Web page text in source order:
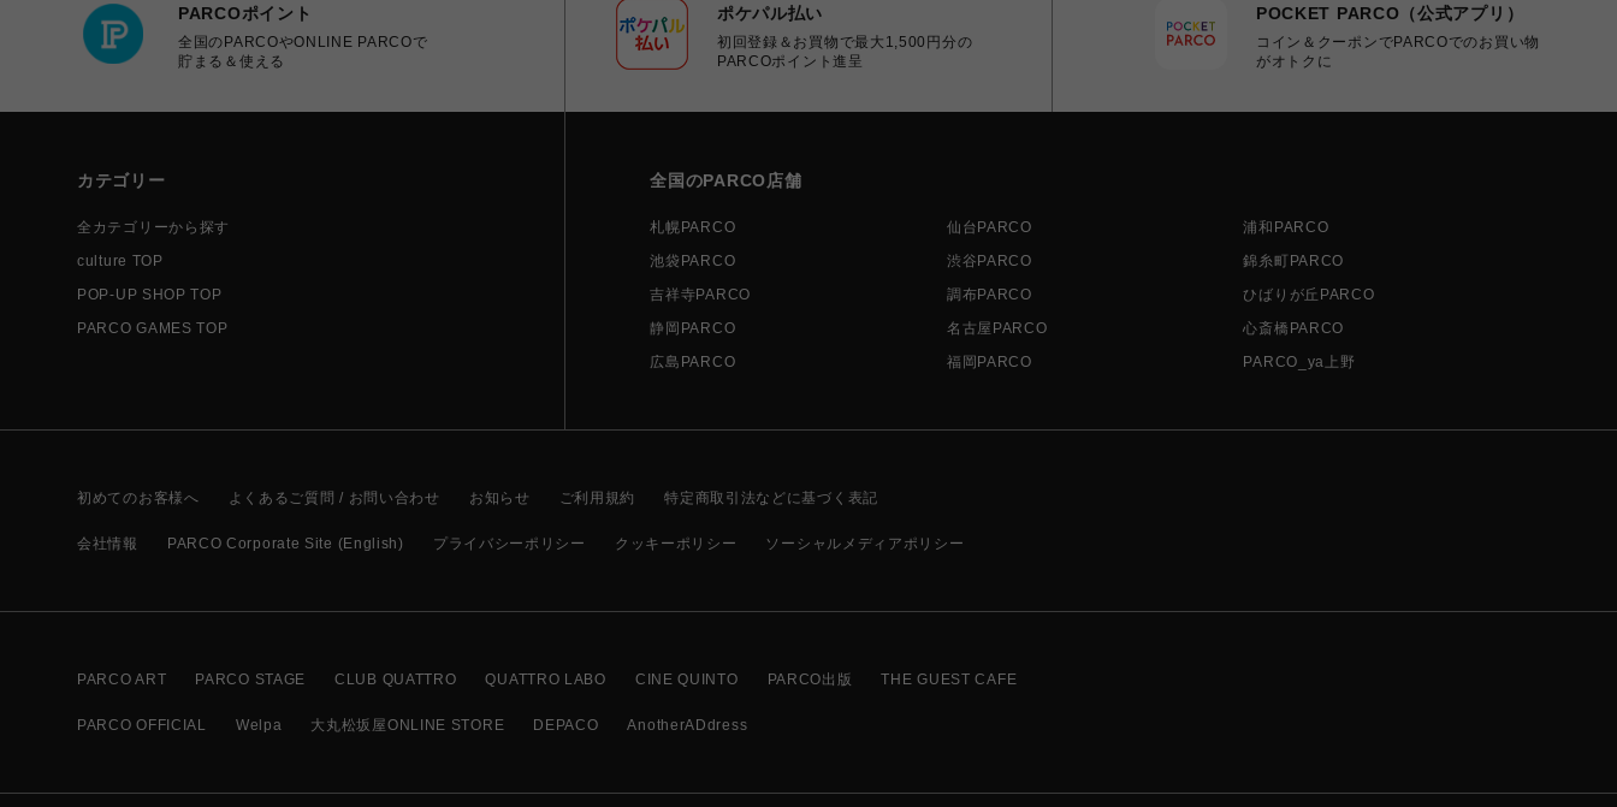
PARCOポイント
全国のPARCOやONLINE PARCOで
貯まる＆使える
ポケパル払い
初回登録＆お買物で最大1,500円分の
PARCOポイント進呈
POCKET PARCO（公式アプリ）
コイン＆クーポンでPARCOでのお買い物
がオトクに
カテゴリー
全カテゴリーから探す
culture TOP
POP-UP SHOP TOP
PARCO GAMES TOP
全国のPARCO店舗
札幌PARCO 仙台PARCO
浦和PARCO
池袋PARCO
渋谷PARCO
錦糸町PARCO
吉祥寺PARCO
調布PARCO
ひばりが丘PARCO
静岡PARCO
名古屋PARCO
心斎橋PARCO
広島PARCO
福岡PARCO PARCO_ya上野
初めてのお客様へ よくあるご質問 / お問い合わせ お知らせ ご利用規約 特定商取引法などに基づく表記
会社情報 PARCO Corporate Site (English) プライバシーポリシー クッキーポリシー ソーシャルメディアポリシー
PARCO ART PARCO STAGE CLUB QUATTRO QUATTRO LABO CINE QUINTO PARCO出版 THE GUEST CAFE
PARCO OFFICIAL Welpa 大丸松坂屋ONLINE STORE DEPACO AnotherADdress